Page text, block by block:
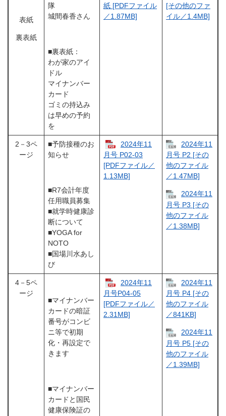
表紙
裏表紙
隊
城間春香さん
■裏表紙：
わが家のアイ
ドル
マイナンバー
カード
ゴミの持込み
は早めの予約
を
紙 [PDFファイル
／1.87MB]
[その他のファ
イル／1.4MB]
2－3ペ
ージ
■予防接種のお
知らせ
■R7会計年度
任用職員募集
■就学時健康診
断について
■YOGA for
NOTO
■国場川水あし
び
2024年11
月号 P02-03
[PDFファイル／
1.13MB]
2024年11
月号 P2 [その
他のファイル
／1.47MB]
2024年11
月号 P3 [その
他のファイル
／1.38MB]
4－5ペ
ージ
■マイナンバー
カードの暗証
番号がコンビ
ニ等で初期
化・再設定で
きます
■マイナンバー
カードと国民
健康保険証の
2024年11
月号P04-05
[PDFファイル／
2.31MB]
2024年11
月号 P4 [その
他のファイル
／841KB]
2024年11
月号 P5 [その
他のファイル
／1.39MB]